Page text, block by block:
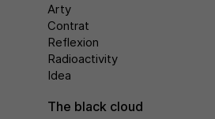
Arty
Contrat
Reflexion
Radioactivity
Idea
The black cloud